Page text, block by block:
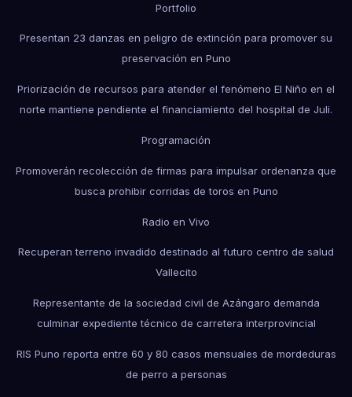
Portfolio
Presentan 23 danzas en peligro de extinción para promover su
preservación en Puno
Priorización de recursos para atender el fenómeno El Niño en el
norte mantiene pendiente el financiamiento del hospital de Juli.
Programación
Promoverán recolección de firmas para impulsar ordenanza que
busca prohibir corridas de toros en Puno
Radio en Vivo
Recuperan terreno invadido destinado al futuro centro de salud
Vallecito
Representante de la sociedad civil de Azángaro demanda
culminar expediente técnico de carretera interprovincial
RIS Puno reporta entre 60 y 80 casos mensuales de mordeduras
de perro a personas